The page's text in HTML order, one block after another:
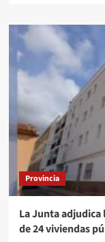
El
Ayuntamiento
adjudica
nueva
portada
Feria
2026
y
el
contrato
y
organización
Provincia
La Junta
de 24 viviendas